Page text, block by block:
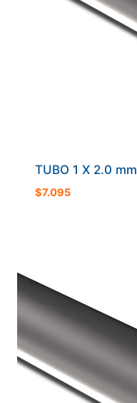
TUBO 1 X 2.0 mm
$7.095